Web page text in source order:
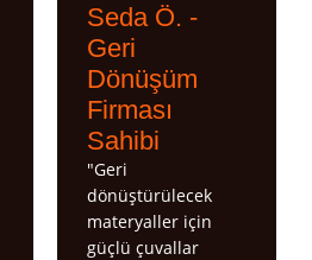
Seda Ö. -
Geri
Dönüşüm
Firması
Sahibi
"Geri
dönüştürülecek
materyaller için
güçlü çuvallar